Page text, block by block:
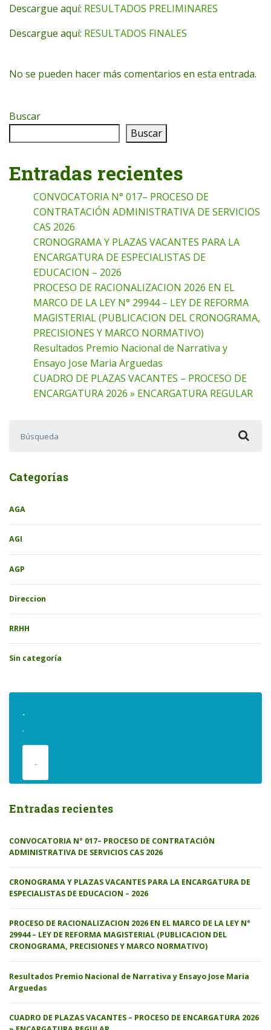
Descargue aquí: RESULTADOS PRELIMINARES
Descargue aquí: RESULTADOS FINALES
No se pueden hacer más comentarios en esta entrada.
Buscar
Buscar
Entradas recientes
CONVOCATORIA N° 017– PROCESO DE
CONTRATACIÓN ADMINISTRATIVA DE SERVICIOS
CAS 2026
CRONOGRAMA Y PLAZAS VACANTES PARA LA
ENCARGATURA DE ESPECIALISTAS DE
EDUCACION – 2026
PROCESO DE RACIONALIZACION 2026 EN EL
MARCO DE LA LEY N° 29944 – LEY DE REFORMA
MAGISTERIAL (PUBLICACION DEL CRONOGRAMA,
PRECISIONES Y MARCO NORMATIVO)
Resultados Premio Nacional de Narrativa y
Ensayo Jose Maria Arguedas
CUADRO DE PLAZAS VACANTES – PROCESO DE
ENCARGATURA 2026 » ENCARGATURA REGULAR
Categorías
AGA
AGI
AGP
Direccion
RRHH
Sin categoría
.
.
.
Entradas recientes
CONVOCATORIA N° 017– PROCESO DE CONTRATACIÓN
ADMINISTRATIVA DE SERVICIOS CAS 2026
CRONOGRAMA Y PLAZAS VACANTES PARA LA ENCARGATURA DE
ESPECIALISTAS DE EDUCACION – 2026
PROCESO DE RACIONALIZACION 2026 EN EL MARCO DE LA LEY N°
29944 – LEY DE REFORMA MAGISTERIAL (PUBLICACION DEL
CRONOGRAMA, PRECISIONES Y MARCO NORMATIVO)
Resultados Premio Nacional de Narrativa y Ensayo Jose Maria
Arguedas
CUADRO DE PLAZAS VACANTES – PROCESO DE ENCARGATURA 2026